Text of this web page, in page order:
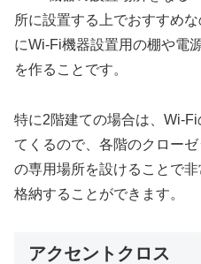
所に設置する上でおすすめ
にWi-Fi機器設置用の棚や電
を作ることです。
特に2階建ての場合は、Wi-
てくるので、各階のクロー
の専用場所を設けることで
格納することができます。
アクセントクロス